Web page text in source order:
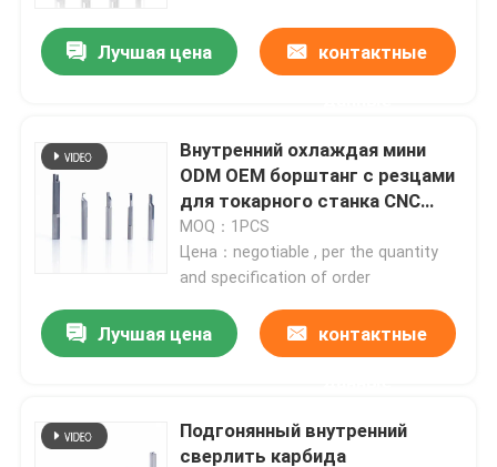
О Компании
контроль качества
контактные данные
Отправить запрос
вставки карбида поворачивая
Лучшая цена контактные
Внутренний охлаждая мини
ODM OEM борштанг с резцами
для токарного станка CNC
поворачивая
MOQ：1PCS
Цена：negotiable , per the quantity
and specification of order
Лучшая цена контактные
Подгонянный внутренний
сверлить карбида